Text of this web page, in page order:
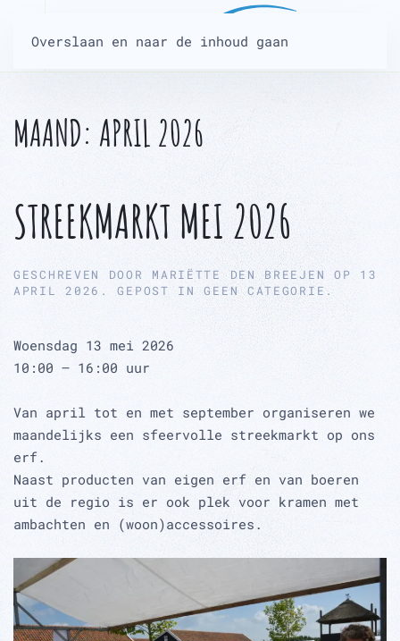
Overslaan en naar de inhoud gaan
MAAND: APRIL 2026
STREEKMARKT MEI 2026
GESCHREVEN DOOR MARIËTTE DEN BREEJEN OP 13
APRIL 2026 . GEPOST INGEEN CATEGORIE.
Woensdag 13 mei 2026
10:00 – 16:00 uur
Van april tot en met september organiseren we
maandelijks een sfeervolle streekmarkt op ons
erf.
Naast producten van eigen erf en van boeren
uit de regio is er ook plek voor kramen met
ambachten en (woon)accessoires.